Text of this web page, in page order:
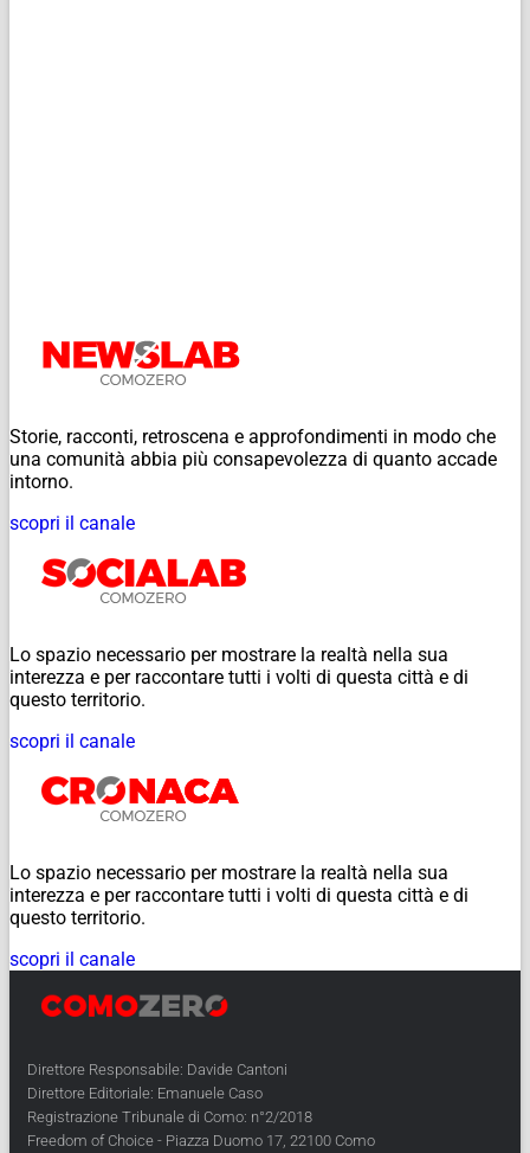
Storie, racconti, retroscena e approfondimenti in modo che
una comunità abbia più consapevolezza di quanto accade
intorno.
scopri il canale
Lo spazio necessario per mostrare la realtà nella sua
interezza e per raccontare tutti i volti di questa città e di
questo territorio.
scopri il canale
Lo spazio necessario per mostrare la realtà nella sua
interezza e per raccontare tutti i volti di questa città e di
questo territorio.
scopri il canale
Direttore Responsabile: Davide Cantoni
Direttore Editoriale: Emanuele Caso
Registrazione Tribunale di Como: n°2/2018
Freedom of Choice - Piazza Duomo 17, 22100 Como